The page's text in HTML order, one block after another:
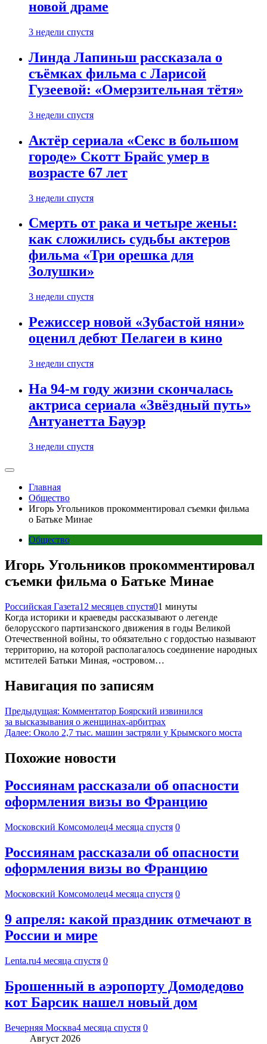
новой драме
3 недели спустя
Линда Лапиньш рассказала о
съёмках фильма с Ларисой
Гузеевой: «Омерзительная тётя»
3 недели спустя
Актёр сериала «Секс в большом
городе» Скотт Брайс умер в
возрасте 67 лет
3 недели спустя
Смерть от рака и четыре жены:
как сложились судьбы актеров
фильма «Три орешка для
Золушки»
3 недели спустя
Режиссер новой «Зубастой няни»
оценил дебют Пелагеи в кино
3 недели спустя
На 94-м году жизни скончалась
актриса сериала «Звёздный путь»
Антуанетта Бауэр
3 недели спустя
Главная
Общество
Игорь Угольников прокомментировал съемки фильма
о Батьке Минае
Общество
Игорь Угольников прокомментировал
съемки фильма о Батьке Минае
Российская Газета12 месяцев спустя01 минуты
Когда историки и краеведы рассказывают о легенде
белорусского партизанского движения в годы Великой
Отечественной войны, то обязательно с гордостью называют
территорию, на которой располагалось соединение народных
мстителей Батьки Миная, «островом…
Навигация по записям
Предыдущая: Комментатор Боярский извинился
за высказывания о женщинах-арбитрах
Далее: Около 2,7 тыс. машин застряли у Крымского моста
Похожие новости
Россиянам рассказали об опасности
оформления визы во Францию
Московский Комсомолец4 месяца спустя 0
Россиянам рассказали об опасности
оформления визы во Францию
Московский Комсомолец4 месяца спустя 0
9 апреля: какой праздник отмечают в
России и мире
Lenta.ru4 месяца спустя 0
Брошенный в аэропорту Домодедово
кот Барсик нашел новый дом
Вечерняя Москва4 месяца спустя 0
Август 2026